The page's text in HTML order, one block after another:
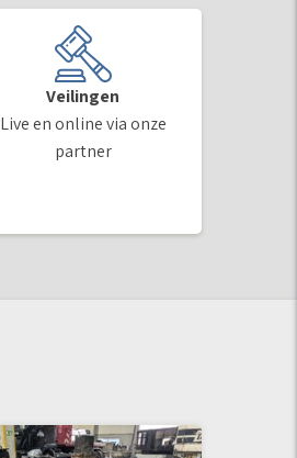
Veilingen
Live en online via onze
partner